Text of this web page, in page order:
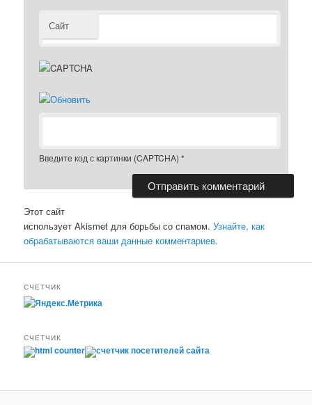
Сайт
Введите код с картинки (CAPTCHA) *
Этот сайт
использует Akismet для борьбы со спамом.Узнайте, как
обрабатываются ваши данные комментариев.
СЧЕТЧИК
СЧЕТЧИК